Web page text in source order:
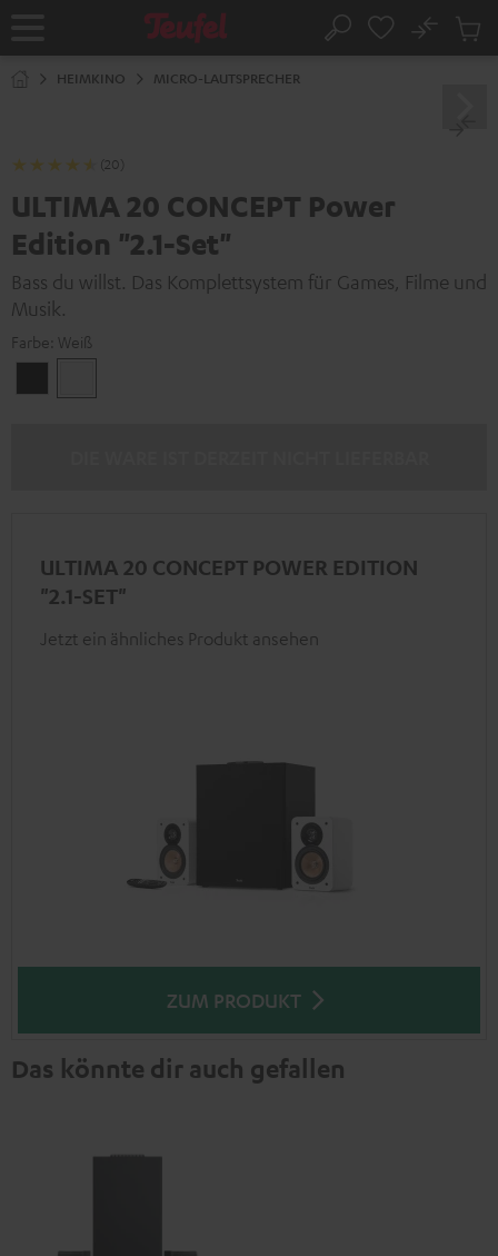
Startseite Suche
No
HEIMKINO MICRO-LAUTSPRECHER
(20)
ULTIMA 20 CONCEPT Power
Edition "2.1-Set"
Bass du willst. Das Komplettsystem für Games, Filme und
Musik.
Farbe: Weiß
ULTIMA 20 CONCEPT POWER EDITION
"2.1-SET"
Jetzt ein ähnliches Produkt ansehen
ZUM PRODUKT
Das könnte dir auch gefallen